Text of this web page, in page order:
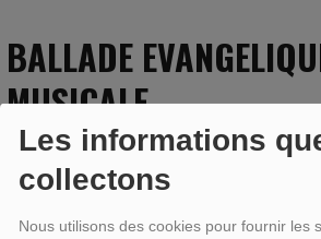
Les informations
collectons
Nous utilisons des cookies pour fournir les
BALLADE
MUSICALE